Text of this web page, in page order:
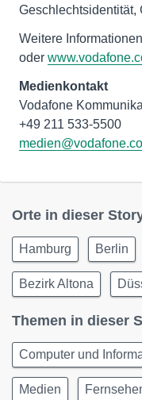
Geschlechtsidentität,
Weitere
oder
Medienkontakt
Vodafone
Orte in dieser
Hamburg Berlin
Bezirk Altona
Themen in dieser
Computer und
Medien